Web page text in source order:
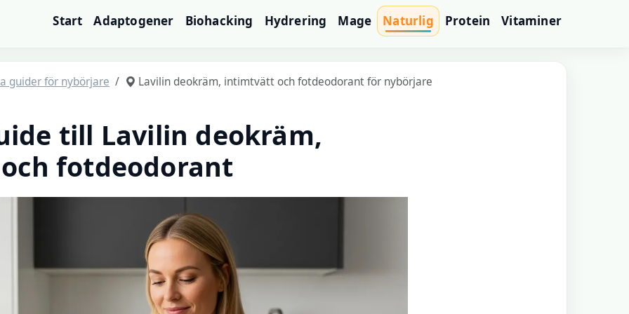
Start Adaptogener Biohacking Hydrering Mage Naturlig Protein Vitaminer
guider för nybörjare Lavilin deokräm, intimtvätt och fotdeodorant för nybörjare
till Lavilin deokräm,
fotdeodorant